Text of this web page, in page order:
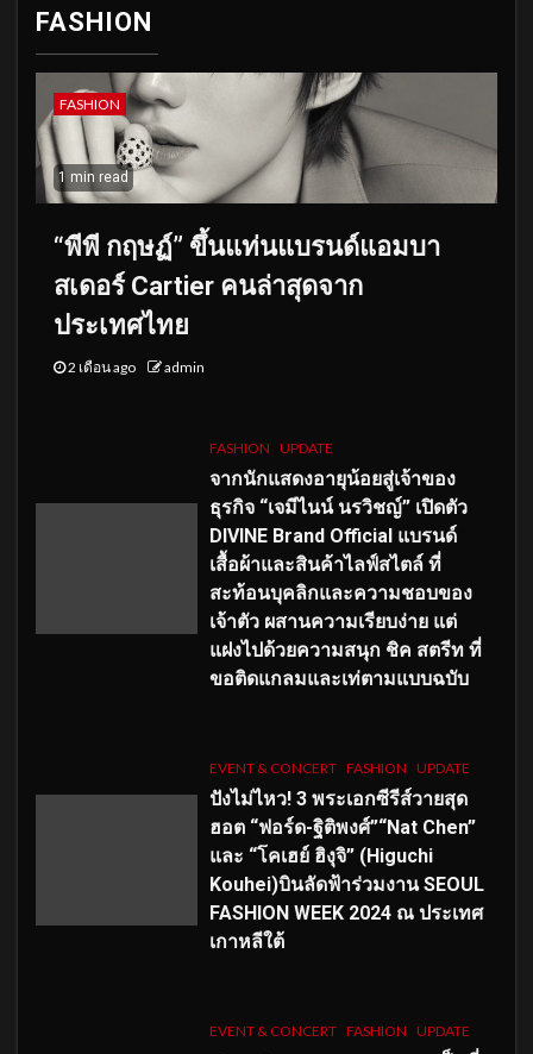
FASHION
FASHION
1 min read
“พีพี กฤษฏ์” ขึ้นแท่นแบรนด์แอมบา
สเดอร์ Cartier คนล่าสุดจาก
ประเทศไทย
2 เดือน ago admin
FASHION UPDATE
จากนักแสดงอายุน้อยสู่เจ้าของ
ธุรกิจ “เจมีไนน์ นรวิชญ์” เปิดตัว
DIVINE Brand Official แบรนด์
เสื้อผ้าและสินค้าไลฟ์สไตล์ ที่
สะท้อนบุคลิกและความชอบของ
เจ้าตัว ผสานความเรียบง่าย แต่
แฝงไปด้วยความสนุก ชิค สตรีท ที่
ขอติดแกลมและเท่ตามแบบฉบับ
EVENT & CONCERT FASHION UPDATE
ปังไม่ไหว! 3 พระเอกซีรีส์วายสุด
ฮอต “ฟอร์ด-ฐิติพงศ์”“Nat Chen”
และ “โคเฮย์ ฮิงุจิ” (Higuchi
Kouhei)บินลัดฟ้าร่วมงาน SEOUL
FASHION WEEK 2024 ณ ประเทศ
เกาหลีใต้
EVENT & CONCERT FASHION UPDATE